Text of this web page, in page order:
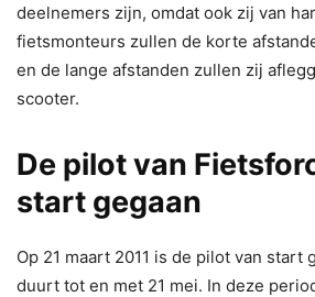
deelnemers zijn, omdat ook zij van
fietsmonteurs zullen de korte
en de lange afstanden zullen zij
scooter.
De pilot van
start gegaan
Op 21 maart 2011 is de pilot van start
duurt tot en met 21 mei. In deze